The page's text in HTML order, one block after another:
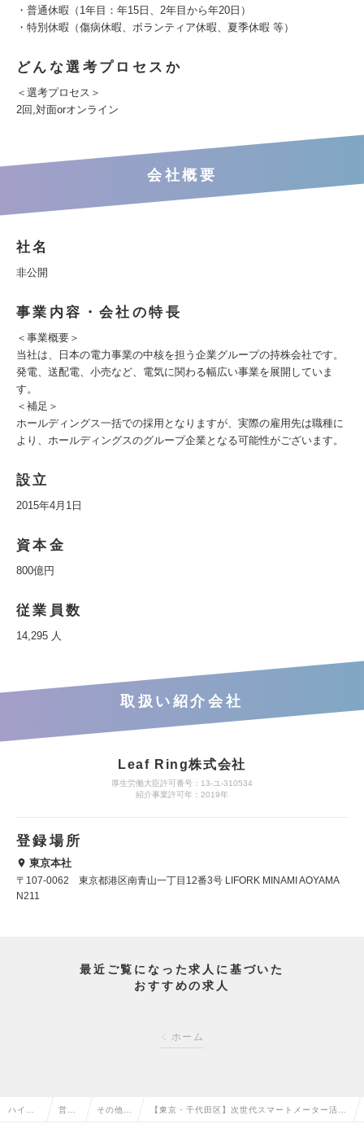
・普通休暇（1年目：年15日、2年目から年20日）
・特別休暇（傷病休暇、ボランティア休暇、夏季休暇 等）
どんな選考プロセスか
＜選考プロセス＞
2回,対面orオンライン
会社概要
社名
非公開
事業内容・会社の特長
＜事業概要＞
当社は、日本の電力事業の中核を担う企業グループの持株会社です。
発電、送配電、小売など、電気に関わる幅広い事業を展開していま
す。
＜補足＞
ホールディングス一括での採用となりますが、実際の雇用先は職種に
より、ホールディングスのグループ企業となる可能性がございます。
設立
2015年4月1日
資本金
800億円
従業員数
14,295 人
取扱い紹介会社
Leaf Ring株式会社
厚生労働大臣許可番号：13-ユ-310534
紹介事業許可年：2019年
登録場所
東京本社
〒107-0062 東京都港区南青山一丁目12番3号 LIFORK MINAMI AOYAMA
N211
最近ご覧になった求人に基づいた
おすすめの求人
ホーム
ハイク 営業 その他、 【東京・千代田区】次世代スマートメーター活用